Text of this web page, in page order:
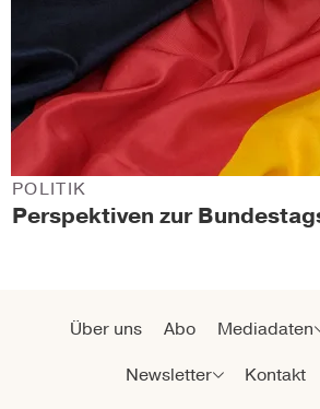
Perspektiven zur
POLITIK
Über uns Abo Mediadaten
Newsletter
Kontakt